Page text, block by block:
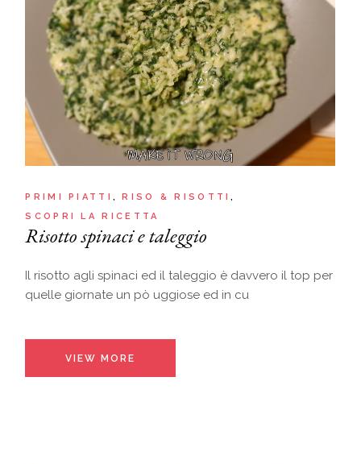
PRIMI PIATTI
RISO & RISOTTI
SCOPRI LA RICETTA
Risotto spinaci e taleggio
Il risotto agli spinaci ed il taleggio è davvero il top per
quelle giornate un pò uggiose ed in cu
VIEW MORE